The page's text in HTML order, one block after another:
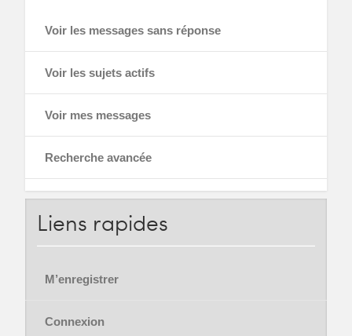
Voir les messages sans réponse
Voir les sujets actifs
Voir mes messages
Recherche avancée
Liens rapides
M’enregistrer
Connexion